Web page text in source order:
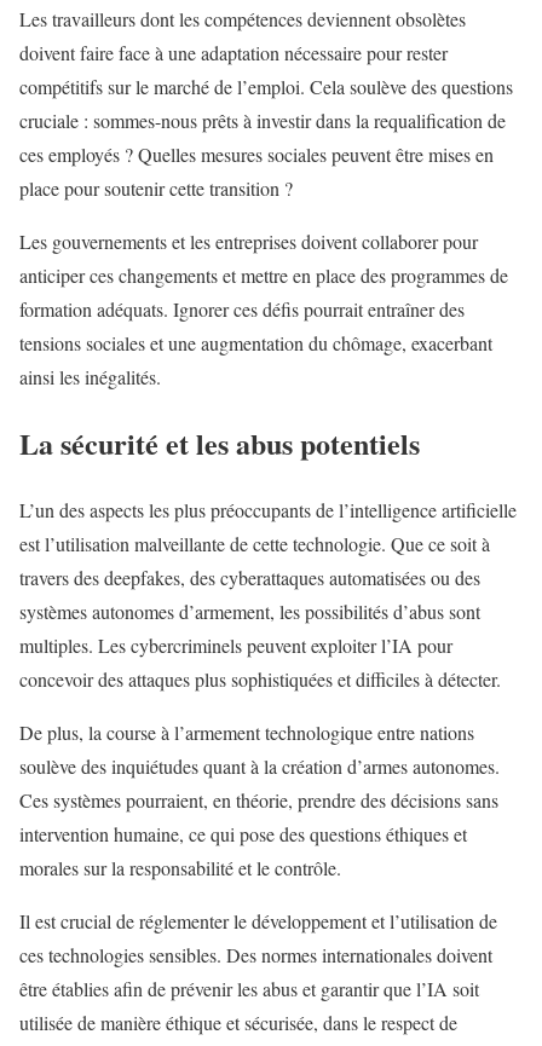
Les travailleurs dont les compétences deviennent obsolètes
doivent faire face à une adaptation nécessaire pour rester
compétitifs sur le marché de l’emploi. Cela soulève des questions
cruciale : sommes-nous prêts à investir dans la requalification de
ces employés ? Quelles mesures sociales peuvent être mises en
place pour soutenir cette transition ?
Les gouvernements et les entreprises doivent collaborer pour
anticiper ces changements et mettre en place des programmes de
formation adéquats. Ignorer ces défis pourrait entraîner des
tensions sociales et une augmentation du chômage, exacerbant
ainsi les inégalités.
La sécurité et les abus potentiels
L’un des aspects les plus préoccupants de l’intelligence artificielle
est l’utilisation malveillante de cette technologie. Que ce soit à
travers des deepfakes, des cyberattaques automatisées ou des
systèmes autonomes d’armement, les possibilités d’abus sont
multiples. Les cybercriminels peuvent exploiter l’IA pour
concevoir des attaques plus sophistiquées et difficiles à détecter.
De plus, la course à l’armement technologique entre nations
soulève des inquiétudes quant à la création d’armes autonomes.
Ces systèmes pourraient, en théorie, prendre des décisions sans
intervention humaine, ce qui pose des questions éthiques et
morales sur la responsabilité et le contrôle.
Il est crucial de réglementer le développement et l’utilisation de
ces technologies sensibles. Des normes internationales doivent
être établies afin de prévenir les abus et garantir que l’IA soit
utilisée de manière éthique et sécurisée, dans le respect de